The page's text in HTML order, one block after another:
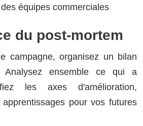
équipes commerciales
du post-mortem
campagne, organisez un bilan
Analysez ensemble ce qui a
les axes d'amélioration,
pour vos futures